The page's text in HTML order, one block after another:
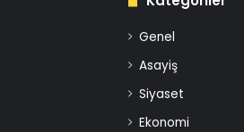
Genel
Asayiş
Siyaset
Ekonomi